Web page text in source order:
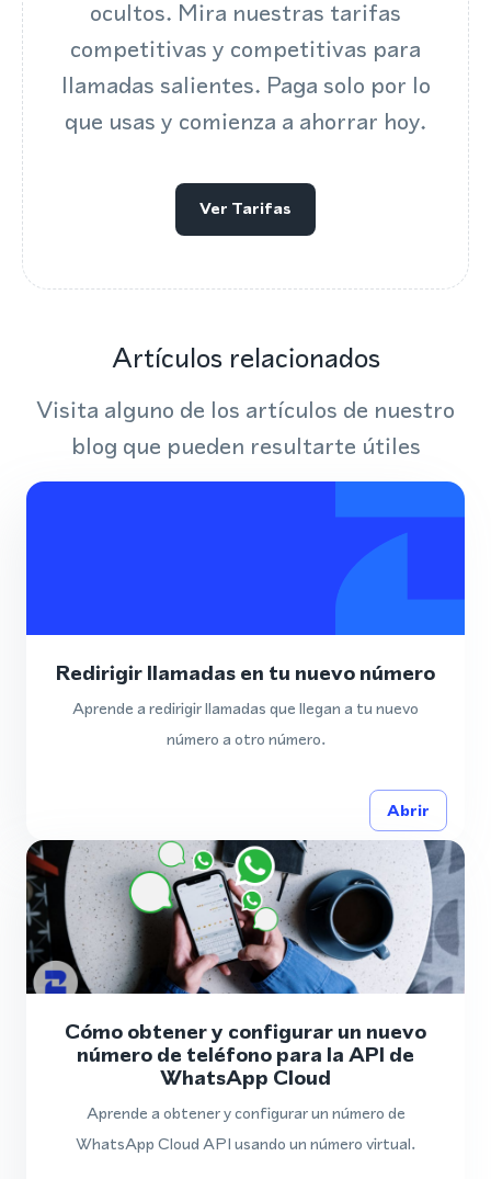
ocultos. Mira nuestras tarifas
competitivas y competitivas para
llamadas salientes. Paga solo por lo
que usas y comienza a ahorrar hoy.
Ver Tarifas
Artículos relacionados
Visita alguno de los artículos de nuestro
blog que pueden resultarte útiles
Redirigir llamadas en tu nuevo número
Aprende a redirigir llamadas que llegan a tu nuevo
número a otro número.
Abrir
Cómo obtener y configurar un nuevo
número de teléfono para la API de
WhatsApp Cloud
Aprende a obtener y configurar un número de
WhatsApp Cloud API usando un número virtual.